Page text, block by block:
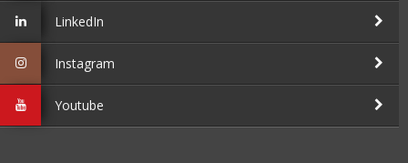
LinkedIn
Instagram
Youtube